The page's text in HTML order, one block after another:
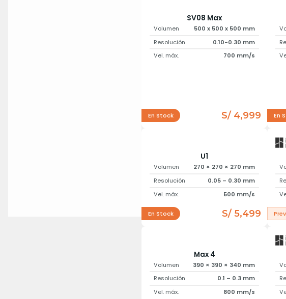
SV08 Max
Volumen
500 x 500 x 500 mm
Resolución
0.10-0.30 mm
Vel. máx.
700 mm/s
En Stock S/ 4,999 En
U1
Volumen
270 × 270 × 270 mm
Resolución
0.05 – 0.30 mm
Vel. máx.
500 mm/s
En Stock S/ 5,499
Max 4
Volumen
390 × 390 × 340 mm
Resolución
0.1 – 0.3 mm
Vel. máx.
800 mm/s